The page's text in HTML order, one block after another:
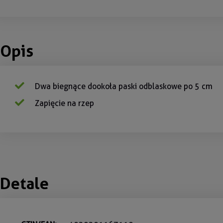
Opis
Dwa biegnące dookoła paski odblaskowe po 5 cm
Zapięcie na rzep
Detale